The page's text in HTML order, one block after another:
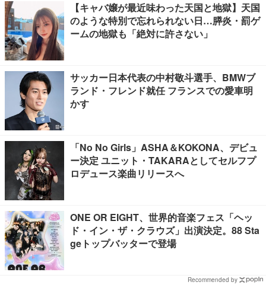
【キャバ嬢が最近味わった天国と地獄】天国
のような特別で忘れられない日…膵炎・罰ゲ
ームの地獄も「絶対に許さない」
サッカー日本代表の中村敬斗選手、BMWブ
ランド・フレンド就任 フランスでの愛車明
かす
「No No Girls」ASHA＆KOKONA、デビュ
ー決定 ユニット・TAKARAとしてセルフプ
ロデュース楽曲リリースへ
ONE OR EIGHT、世界的音楽フェス「ヘッ
ド・イン・ザ・クラウズ」出演決定。88 Sta
geトップバッターで登場
Recommended by